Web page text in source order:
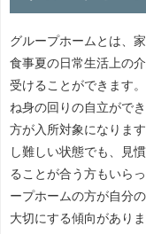
グループホームとは、
食事夏の日常生活上の
受けることができます
ね身の回りの自立がで
方が入所対象になりま
し難しい状態でも、見
ることが合う方もいら
ープホームの方が自分
大切にする傾向があり